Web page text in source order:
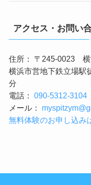
アクセス・お問い
住所： 〒245-0023 横
横浜市営地下鉄立場駅
分
電話： 090-5312-3104
メール：
無料体験のお申し込み